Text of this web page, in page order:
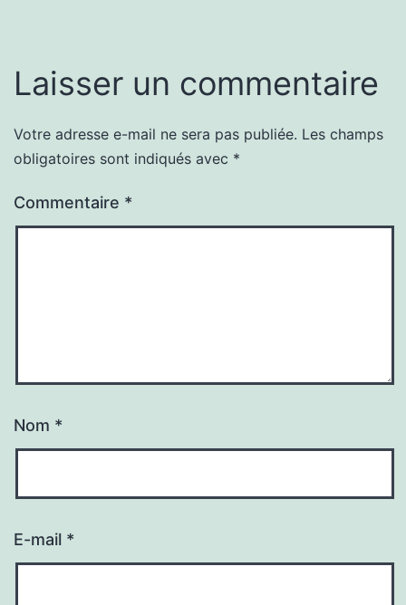
Laisser un commentaire
Votre adresse e-mail ne sera pas publiée. Les champs
obligatoires sont indiqués avec *
Commentaire *
Nom *
E-mail *